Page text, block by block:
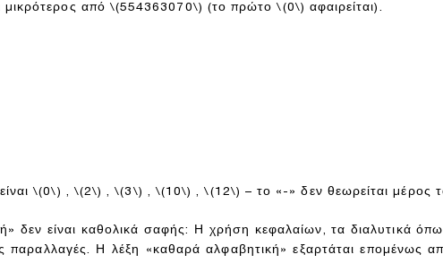
μικρότερος από \(554363070\) (το πρώτο\(0\) αφαιρείται).
\(0\) , \(2\) ,\(3\) , \(10\) ,\(12\) – το «-» δεν θεωρείται μέρος
δεν είναι καθολικά σαφής: Η χρήση κεφαλαίων, τα διαλυτικά
παραλλαγές. Η λέξη «καθαρά αλφαβητική» εξαρτάται